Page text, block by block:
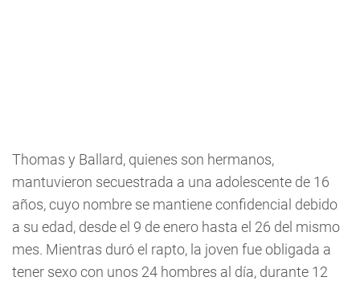
Thomas y Ballard, quienes son hermanos,
mantuvieron secuestrada a una adolescente de 16
años, cuyo nombre se mantiene confidencial debido
a su edad, desde el 9 de enero hasta el 26 del mismo
mes. Mientras duró el rapto, la joven fue obligada a
tener sexo con unos 24 hombres al día, durante 12